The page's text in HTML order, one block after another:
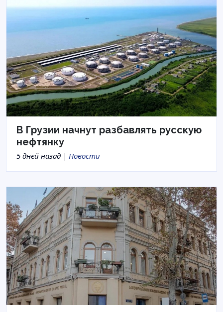
В Грузии начнут разбавлять русскую
нефтянку
5 дней назад | Новости